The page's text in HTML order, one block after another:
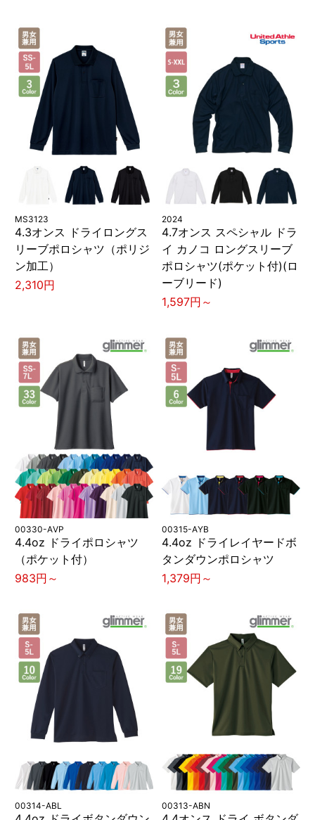
MS3123
4.3オンス ドライロングス
リーブポロシャツ（ポリジ
ン加工）
2,310円
2024
4.7オンス スペシャル ドラ
イ カノコ ロングスリーブ
ポロシャツ(ポケット付)(ロ
ーブリード)
1,597円～
00330-AVP
4.4oz ドライポロシャツ
（ポケット付）
983円～
00315-AYB
4.4oz ドライレイヤードボ
タンダウンポロシャツ
1,379円～
00314-ABL 00313-ABN